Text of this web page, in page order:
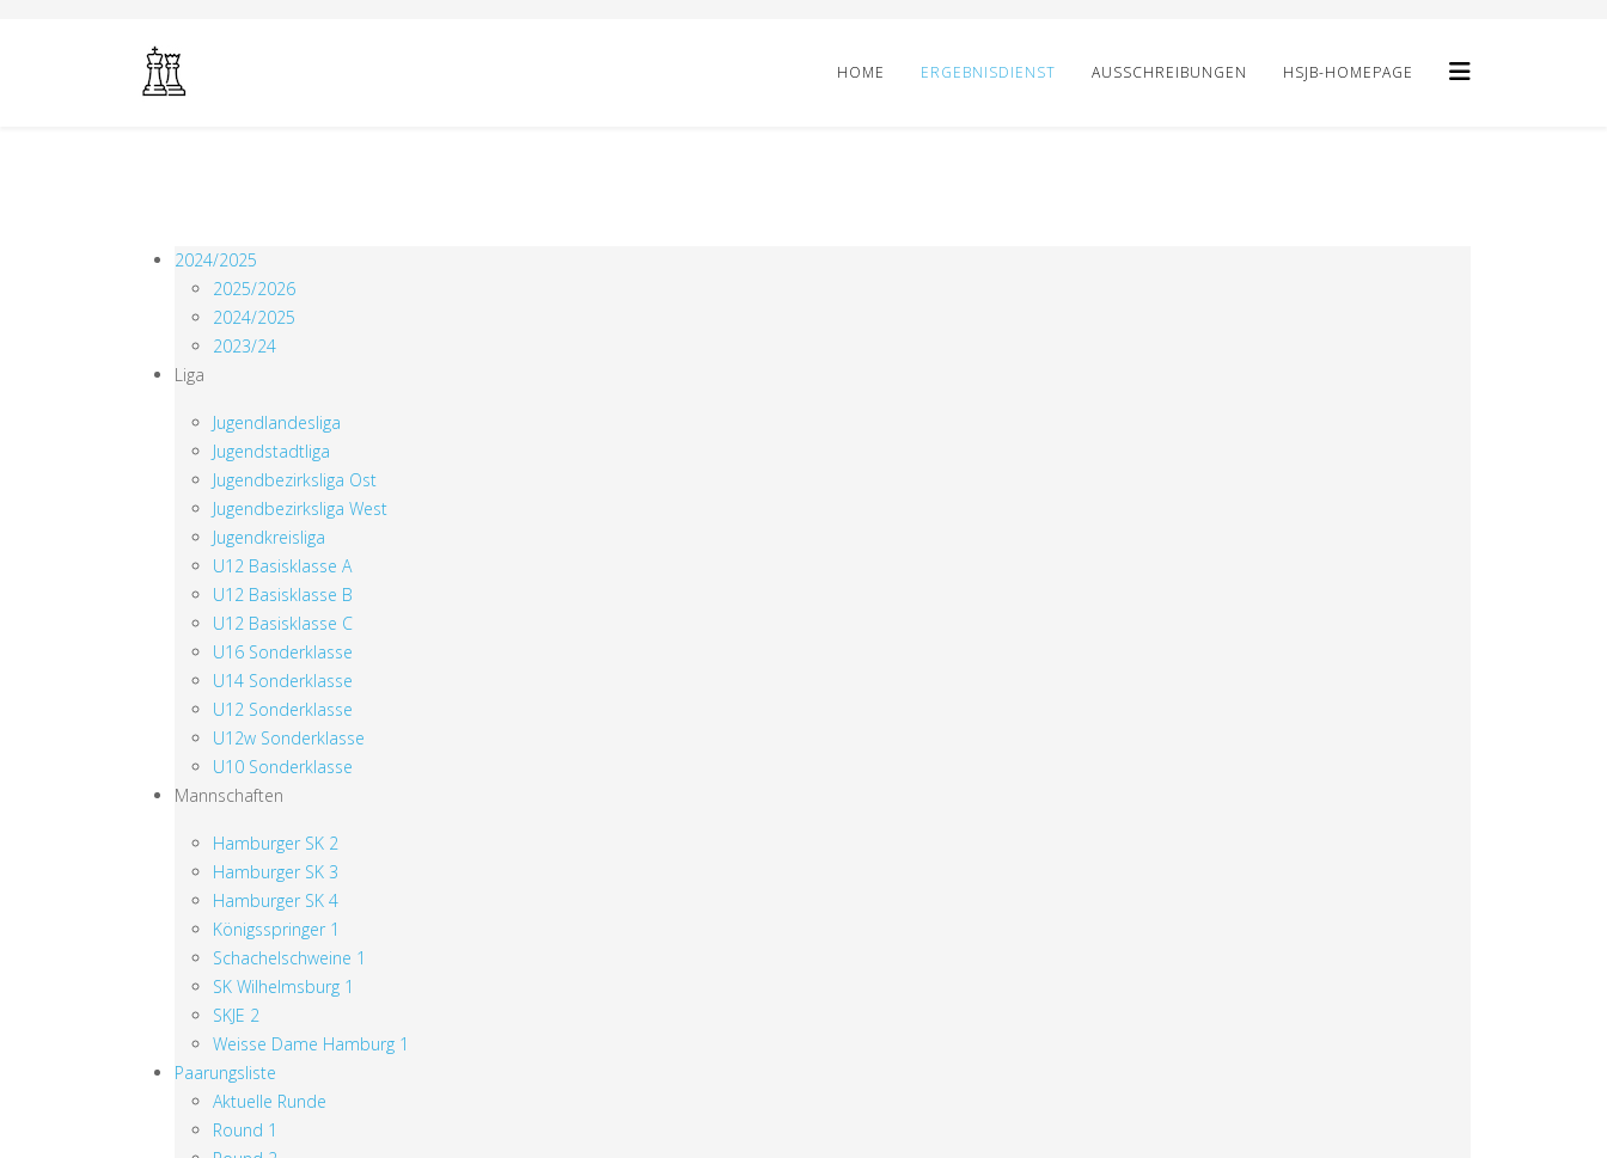
HOME ERGEBNISDIENST AUSSCHREIBUNGEN HSJB-HOMEPAGE
2024/2025
2025/2026
2024/2025
2023/24
Liga
Jugendlandesliga
Jugendstadtliga
Jugendbezirksliga Ost
Jugendbezirksliga West
Jugendkreisliga
U12 Basisklasse A
U12 Basisklasse B
U12 Basisklasse C
U16 Sonderklasse
U14 Sonderklasse
U12 Sonderklasse
U12w Sonderklasse
U10 Sonderklasse
Mannschaften
Hamburger SK 2
Hamburger SK 3
Hamburger SK 4
Königsspringer 1
Schachelschweine 1
SK Wilhelmsburg 1
SKJE 2
Weisse Dame Hamburg 1
Paarungsliste
Aktuelle Runde
Round 1